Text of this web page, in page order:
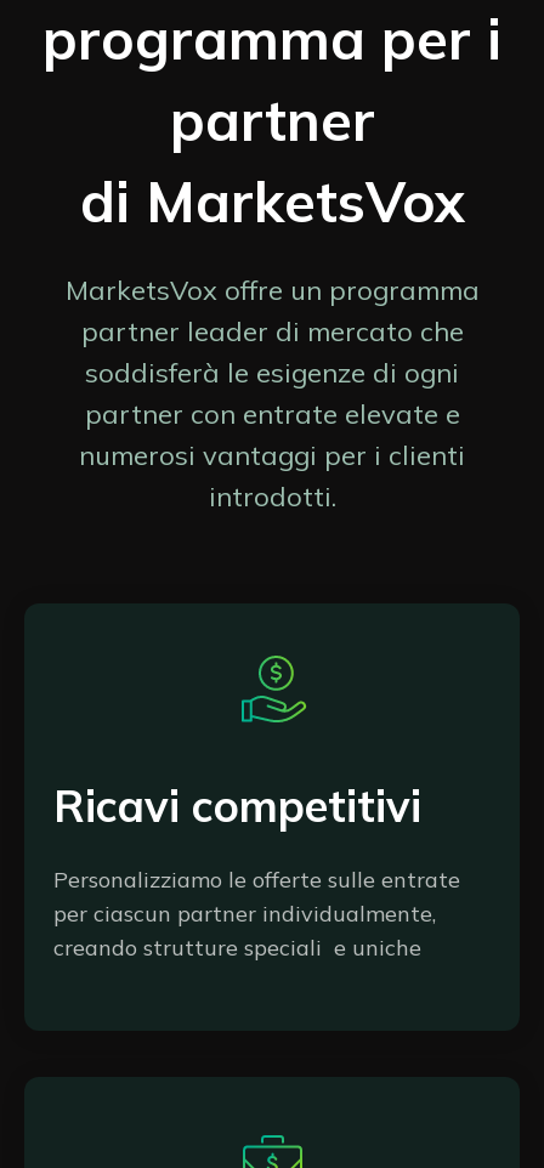
programma per i
partner
di MarketsVox
MarketsVox offre un programma
partner leader di mercato che
soddisferà le esigenze di ogni
partner con entrate elevate e
numerosi vantaggi per i clienti
introdotti.
Ricavi competitivi
Personalizziamo le offerte sulle entrate
per ciascun partner individualmente,
creando strutture speciali e uniche